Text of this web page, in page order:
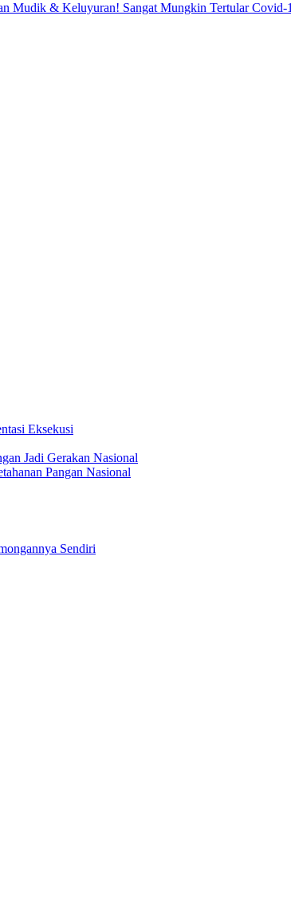
Mudik & Keluyuran! Sangat Mungkin Tertular Covid-
Eksekusi
Jadi Gerakan Nasional
Pangan Nasional
Sendiri